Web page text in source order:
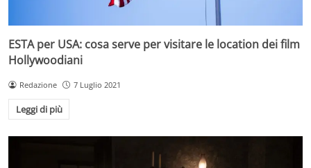
ESTA per USA: cosa serve per visitare le location dei film
Hollywoodiani
Redazione 7 Luglio 2021
Leggi di più